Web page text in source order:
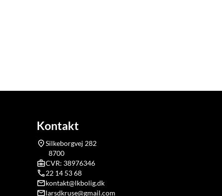
Kontakt
Silkeborgvej 282
8700
CVR: 38976346
22 14 53 68
kontakt@lkbolig.dk
larsdkruse@gmail.com